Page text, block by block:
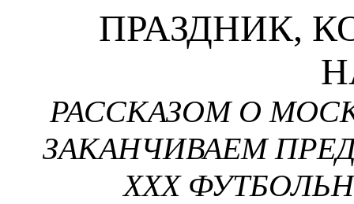
ПРАЗДНИК,
РАССКАЗОМ О
ЗАКАНЧИВАЕМ
XXX